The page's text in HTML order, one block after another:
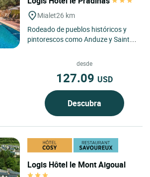
Mialet26 km
Rodeado de pueblos históricos y
pintorescos como Anduze y Saint
desde
127.09 USD
Descubra
Logis Hôtel le Mont Aigoual